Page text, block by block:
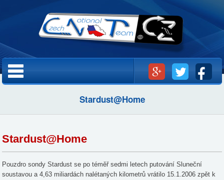
hlavnímu
obsahu
Hlavní menu
Stardust@Home
Stardust@Home
Pouzdro sondy Stardust se po téměř sedmi letech putování Sluneční
soustavou a 4,63 miliardách nalétaných kilometrů vrátilo 15.1.2006 zpět k